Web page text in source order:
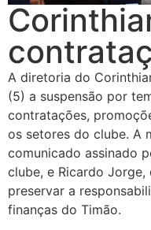
A diretoria do
(5) a suspensão por
contratações,
os setores do clube. A
comunicado assinado
clube, e Ricardo
preservar a
finanças do Timão.